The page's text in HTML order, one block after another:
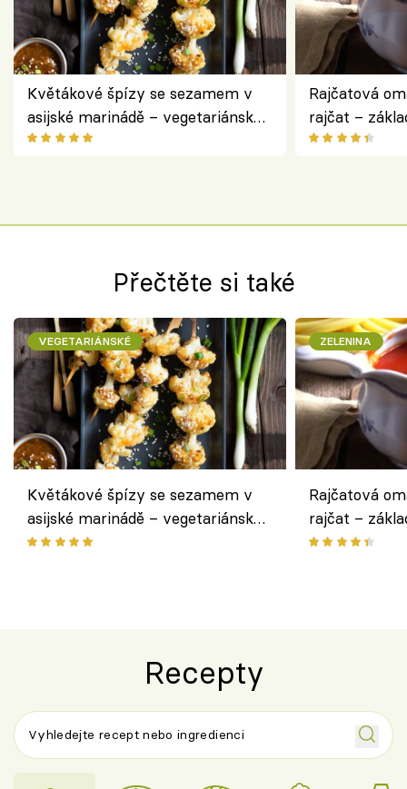
Květákové špízy se sezamem v
asijské marinádě – vegetariánská
chuťovka z grilu
Rajčatová
rajčat –
Přečtěte si také
VEGETARIÁNSKÉ
Květákové špízy se sezamem v
asijské marinádě – vegetariánská
chuťovka z grilu
ZELENINA
Rajčatová
rajčat –
Recepty